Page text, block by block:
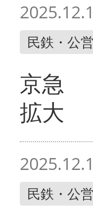
民鉄・公
京急
拡大
民鉄・公